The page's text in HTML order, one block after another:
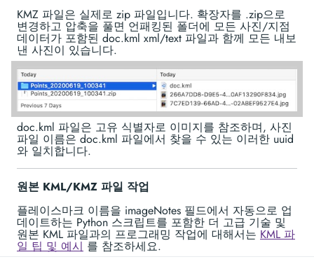
KMZ 파일은 실제로 zip 파일입니다. 확장자를 .zip으로
변경하고 압축을 풀면 언패킹된 폴더에 모든 사진/지점
데이터가 포함된 doc.kml xml/text 파일과 함께 모든 내보
낸 사진이 있습니다.
doc.kml 파일은 고유 식별자로 이미지를 참조하며, 사진
파일 이름은 doc.kml 파일에서 찾을 수 있는 이러한 uuid
와 일치합니다.
원본 KML/KMZ 파일 작업
플레이스마크 이름을 imageNotes 필드에서 자동으로 업
데이트하는 Python 스크립트를 포함한 더 고급 기술 및
원본 KML 파일과의 프로그래밍 작업에 대해서는 KML 파
일 팁 및 예시 를 참조하세요.